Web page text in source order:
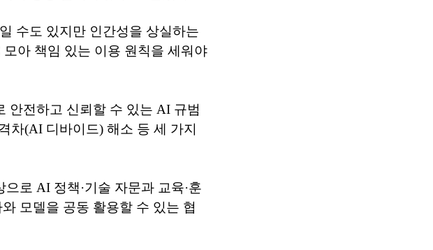
수도 있지만 인간성을 상실하는
아 책임 있는 이용 원칙을 세워야
안전하고 신뢰할 수 있는 AI 규범
차(AI 디바이드) 해소 등 세 가지
로 AI 정책·기술 자문과 교육·훈
모델을 공동 활용할 수 있는 협